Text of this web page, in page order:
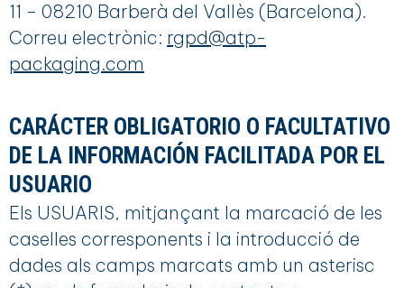
11 – 08210 Barberà del Vallès (Barcelona).
Correu electrònic: rgpd@atp-
packaging.com
CARÁCTER OBLIGATORIO O FACULTATIVO
DE LA INFORMACIÓN FACILITADA POR EL
USUARIO
Els USUARIS, mitjançant la marcació de les
caselles corresponents i la introducció de
dades als camps marcats amb un asterisc